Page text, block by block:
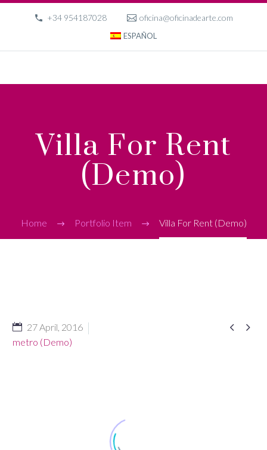
+34 954187028 oficina@oficinadearte.com
ESPAÑOL
Villa For Rent
(Demo)
Home Portfolio Item Villa For Rent (Demo)
 
27 April, 2016
metro (Demo)